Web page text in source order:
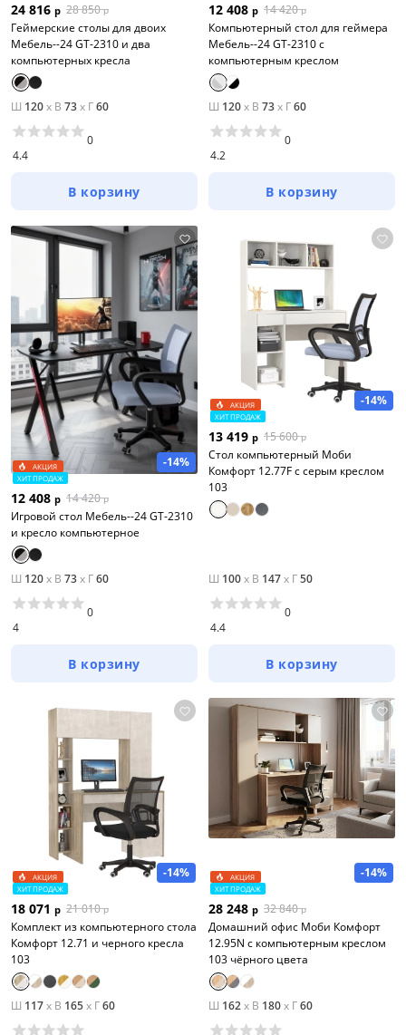
24 816 р 28 850 р
Геймерские столы для двоих
Мебель--24 GT-2310 и два
компьютерных кресла
Ш 120x В 73x Г60
4.4
0
В корзину
12 408 р 14 420 р
Компьютерный стол для геймера
Мебель--24 GT-2310 с
компьютерным креслом
Ш 120x В 73x Г60
4.2
0
В корзину
-14%
АКЦИЯ
ХИТ ПРОДАЖ
12 408 р 14 420 р
Игровой стол Мебель--24 GT-2310
и кресло компьютерное
Ш 120x В 73x Г60
4
0
В корзину
-14%
АКЦИЯ
ХИТ ПРОДАЖ
13 419 р 15 600 р
Стол компьютерный Моби
Комфорт 12.77F с серым креслом
103
Ш 100x В 147x Г50
4.4
0
В корзину
-14%
АКЦИЯ
ХИТ ПРОДАЖ
18 071 р 21 010 р
Комплект из компьютерного стола
Комфорт 12.71 и черного кресла
103
Ш 117x В 165x Г60
-14%
АКЦИЯ
ХИТ ПРОДАЖ
28 248 р 32 840 р
Домашний офис Моби Комфорт
12.95N с компьютерным креслом
103 чёрного цвета
Ш 162x В 180x Г60